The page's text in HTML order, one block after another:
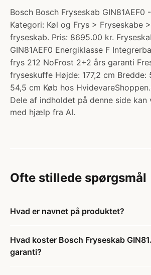
Bosch Bosch Fryseskab GIN81AEF0
Kategori: Køl og Frys > Fryseskabe
fryseskab. Pris: 8695.00 kr.
GIN81AEF0 Energiklasse F
frys 212 NoFrost 2+2 års garanti
fryseskuffe Højde: 177,2 cm Bredde:
54,5 cm Køb hos
Dele af indholdet på denne side
med hjælp fra AI.
Ofte stillede spørgsmål
Hvad er navnet på produktet?
Hvad koster Bosch Fryseskab
garanti?